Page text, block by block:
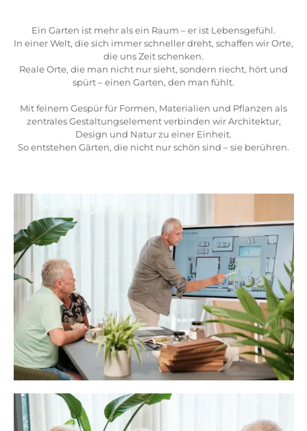
Ein Garten ist mehr als ein Raum – er ist Lebensgefühl.
In einer Welt, die sich immer schneller dreht, schaffen wir Orte,
die uns Zeit schenken.
Reale Orte, die man nicht nur sieht, sondern riecht, hört und
spürt – einen Garten, den man fühlt.
Mit feinem Gespür für Formen, Materialien und Pflanzen als
zentrales Gestaltungselement verbinden wir Architektur,
Design und Natur zu einer Einheit.
So entstehen Gärten, die nicht nur schön sind – sie berühren.